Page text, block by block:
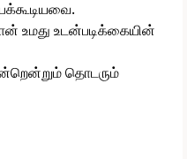
உமது உடன்படிக்கையின்
தொடரும்